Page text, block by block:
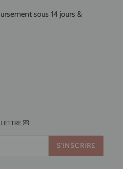
sous 14 jours &
💌
S'INSCRIRE